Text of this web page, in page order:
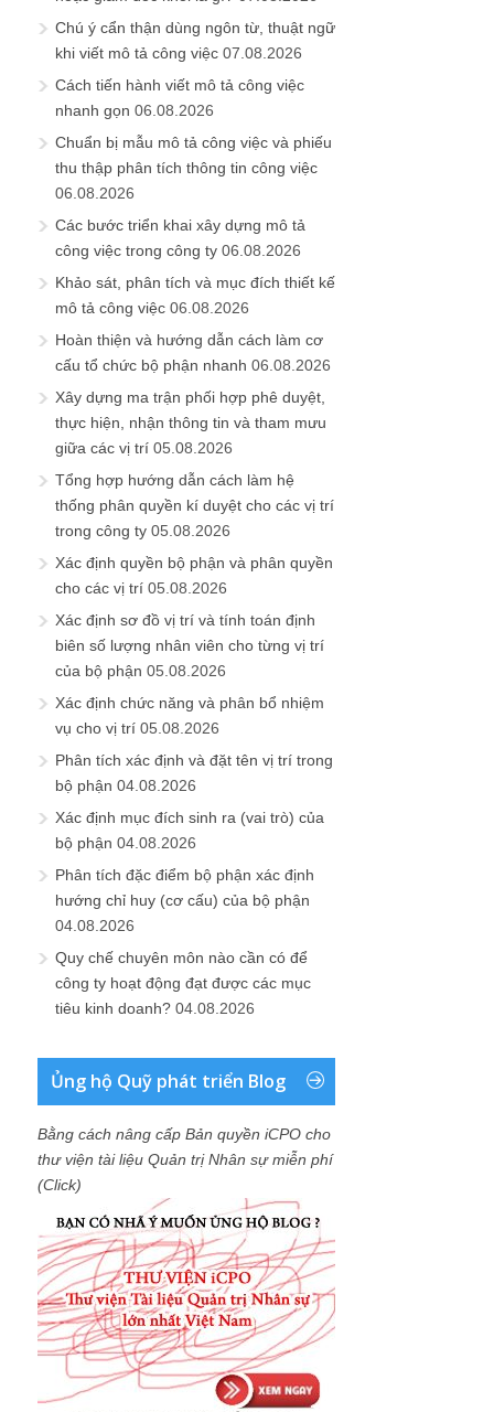
Chú ý cẩn thận dùng ngôn từ, thuật ngữ
khi viết mô tả công việc 07.08.2026
Cách tiến hành viết mô tả công việc
nhanh gọn 06.08.2026
Chuẩn bị mẫu mô tả công việc và phiếu
thu thập phân tích thông tin công việc
06.08.2026
Các bước triển khai xây dựng mô tả
công việc trong công ty 06.08.2026
Khảo sát, phân tích và mục đích thiết kế
mô tả công việc 06.08.2026
Hoàn thiện và hướng dẫn cách làm cơ
cấu tổ chức bộ phận nhanh 06.08.2026
Xây dựng ma trận phối hợp phê duyệt,
thực hiện, nhận thông tin và tham mưu
giữa các vị trí 05.08.2026
Tổng hợp hướng dẫn cách làm hệ
thống phân quyền kí duyệt cho các vị trí
trong công ty 05.08.2026
Xác định quyền bộ phận và phân quyền
cho các vị trí 05.08.2026
Xác định sơ đồ vị trí và tính toán định
biên số lượng nhân viên cho từng vị trí
của bộ phận 05.08.2026
Xác định chức năng và phân bổ nhiệm
vụ cho vị trí 05.08.2026
Phân tích xác định và đặt tên vị trí trong
bộ phận 04.08.2026
Xác định mục đích sinh ra (vai trò) của
bộ phận 04.08.2026
Phân tích đặc điểm bộ phận xác định
hướng chỉ huy (cơ cấu) của bộ phận
04.08.2026
Quy chế chuyên môn nào cần có để
công ty hoạt động đạt được các mục
tiêu kinh doanh? 04.08.2026
Ủng hộ Quỹ phát triển Blog
Bằng cách nâng cấp Bản quyền iCPO cho
thư viện tài liệu Quản trị Nhân sự miễn phí
(Click)